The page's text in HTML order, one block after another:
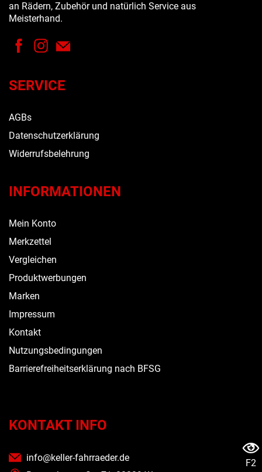
an Rädern, Zubehör und natürlich Service aus
Meisterhand.
SERVICE
AGBs
Datenschutzerklärung
Widerrufsbelehrung
INFORMATIONEN
Mein Konto
Merkzettel
Vergleichen
Produktwerbungen
Marken
Impressum
Kontakt
Nutzungsbedingungen
Barrierefreiheitserklärung nach BFSG
KONTAKT INFO
info@keller-fahrraeder.de
F2